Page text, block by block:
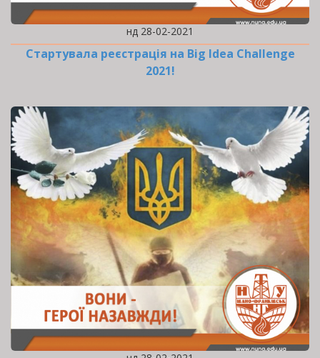
нд 28-02-2021
Стартувала реєстрація на Big Idea Challenge
2021!